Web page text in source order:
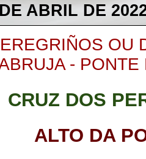
ABRIL DE
OU
- PONTE
CRUZ DOS
ALTO DA